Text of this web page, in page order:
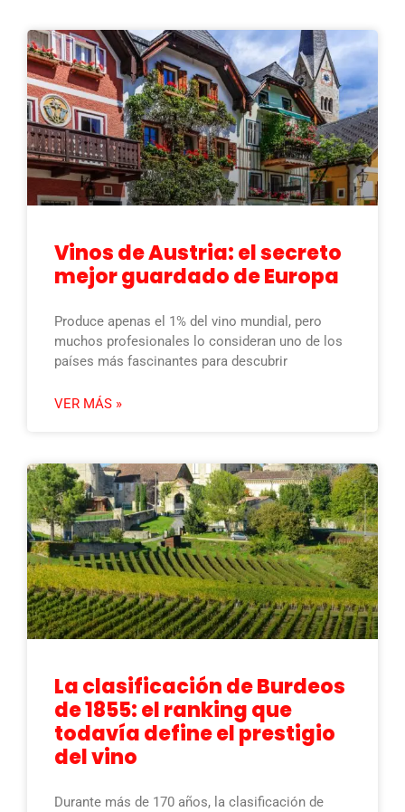
Vinos de Austria: el secreto
mejor guardado de Europa
Produce apenas el 1% del vino mundial, pero
muchos profesionales lo consideran uno de los
países más fascinantes para descubrir
VER MÁS »
La clasificación de Burdeos
de 1855: el ranking que
todavía define el prestigio
del vino
Durante más de 170 años, la clasificación de